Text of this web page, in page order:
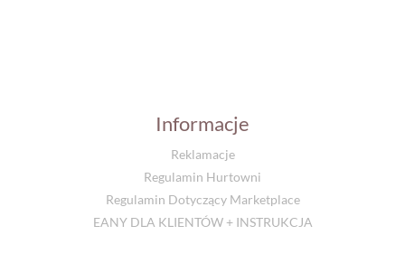
Informacje
Reklamacje
Regulamin Hurtowni
Regulamin Dotyczący Marketplace
EANY DLA KLIENTÓW + INSTRUKCJA